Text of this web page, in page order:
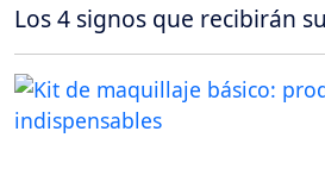
Los 4 signos que recibirán